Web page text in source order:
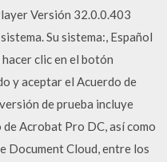
Versión 32.0.0.403
Su sistema:, Español
clic en el botón
y aceptar el Acuerdo de
de prueba incluye
Acrobat Pro DC, así como
Document Cloud, entre los